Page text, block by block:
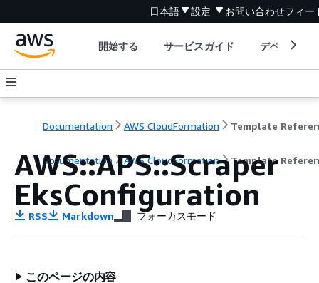
日本語 設定 お問い合わせフィー
開始する サービスガイド デベロッパ
Documentation AWS CloudFormation Template
Documentation AWS CloudFormation Template
AWS::APS::Scraper
EksConfiguration
RSS Markdown フォーカスモード
このページの内容